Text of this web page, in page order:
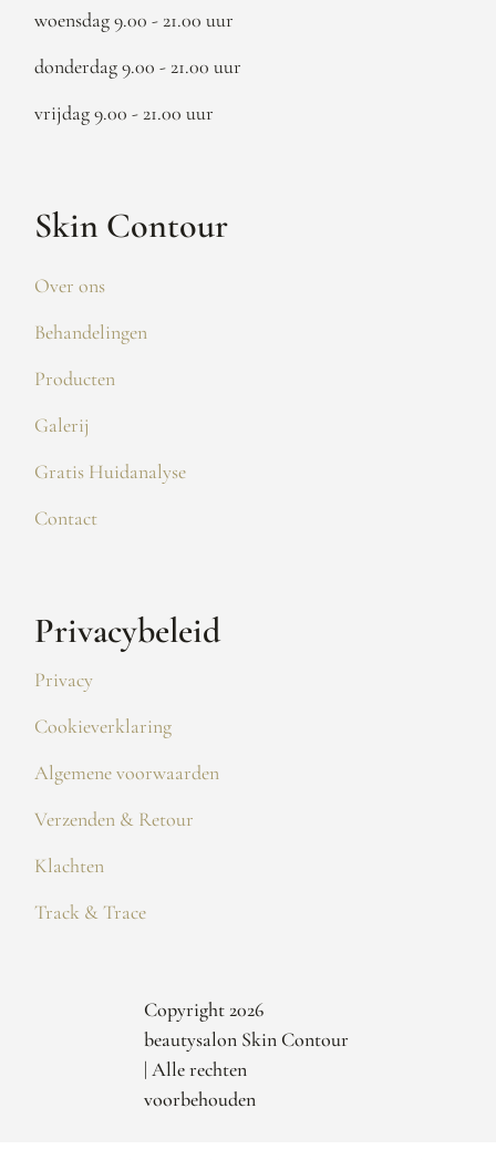
woensdag 9.00 - 21.00 uur
donderdag 9.00 - 21.00 uur
vrijdag 9.00 - 21.00 uur
Skin Contour
Over ons
Behandelingen
Producten
Galerij
Gratis Huidanalyse
Contact
Privacybeleid
Privacy
Cookieverklaring
Algemene voorwaarden
Verzenden & Retour
Klachten
Track & Trace
Copyright 2026
beautysalon Skin Contour
| Alle rechten
voorbehouden